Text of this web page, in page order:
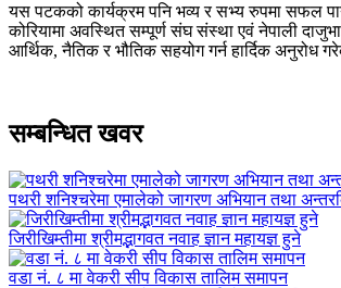
यस पटकको कार्यक्रम पनि भव्य र सभ्य रुपमा सफल
कोरियामा अवस्थित सम्पूर्ण संघ संस्था एवं नेपाली
आर्थिक, नैतिक र भौतिक सहयोग गर्न हार्दिक अनुरोध
सम्बन्धित खवर
पथरी शनिश्चरेमा एमालेको जागरण अभियान तथा
जिरीखिम्तीमा श्रीमद्भागवत नवाह ज्ञान महायज्ञ हुने
वडा नं. ८ मा वेकरी सीप विकास तालिम समापन